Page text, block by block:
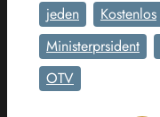
jeden
Kostenlos
Ministerprsident
OTV